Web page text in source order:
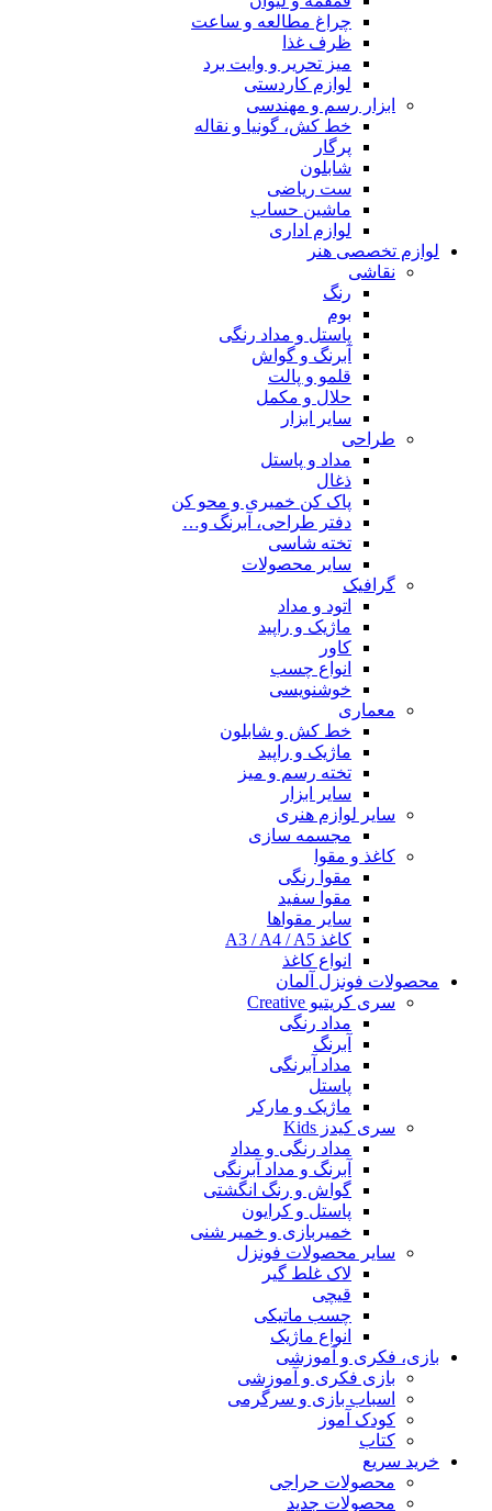
چراغ مطالعه و ساعت
ظرف غذا
میز تحریر و وایت برد
لوازم کاردستی
ابزار رسم و مهندسی
خط کش، گونیا و نقاله
پرگار
شابلون
ست ریاضی
ماشین حساب
لوازم اداری
لوازم تخصصی هنر
نقاشی
رنگ
بوم
پاستل و مداد رنگی
آبرنگ و گواش
قلمو و پالت
حلال و مکمل
سایر ابزار
طراحی
مداد و پاستل
ذغال
پاک کن خمیری و محو کن
دفتر طراحی، آبرنگ و…
تخته شاسی
سایر محصولات
گرافیک
اتود و مداد
ماژیک و راپید
کاور
انواع چسب
خوشنویسی
معماری
خط کش و شابلون
ماژیک و راپید
تخته رسم و میز
سایر ابزار
سایر لوازم هنری
مجسمه سازی
کاغذ و مقوا
مقوا رنگی
مقوا سفید
سایر مقواها
کاغذ A3 / A4 / A5
انواع کاغذ
محصولات فونزل آلمان
سری کریتیو Creative
مداد رنگی
آبرنگ
مداد آبرنگی
پاستل
ماژیک و مارکر
سری کیدز Kids
مداد رنگی و مداد
آبرنگ و مداد آبرنگی
گواش و رنگ انگشتی
پاستل و کرایون
خمیربازی و خمیر شنی
سایر محصولات فونزل
لاک غلط گیر
قیچی
چسب ماتیکی
انواع ماژیک
بازی، فکری و آموزشی
بازی فکری و آموزشی
اسباب بازی و سرگرمی
کودک آموز
کتاب
خرید سریع
محصولات حراجی
محصولات جدید